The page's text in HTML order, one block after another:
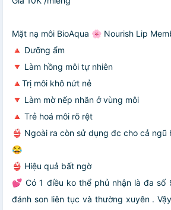
Mặt nạ môi BioAqua 🌸 Nourish Lip
🔺 Dưỡng ẩm
🔻 Làm hồng môi tự nhiên
🔺Trị môi khô nứt nẻ
🔻 Làm mờ nếp nhăn ở vùng môi
🔺 Trẻ hoá môi rõ rệt
👙 Ngoài ra còn sử dụng đc cho cả ngũ
😂
👙 Hiệu quả bất ngờ
💕 Có 1 điều ko thể phủ nhận là đa số
đánh son liên tục và thường xuyên .